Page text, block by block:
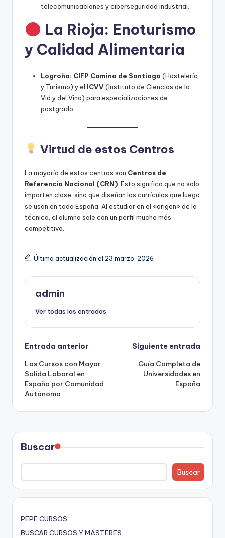
telecomunicaciones y ciberseguridad industrial.
La Rioja: Enoturismo
y Calidad Alimentaria
Logroño: CIFP Camino de Santiago (Hostelería
y Turismo) y el ICVV(Instituto de Ciencias de la
Vid y del Vino) para especializaciones de
postgrado.
Virtud de estos Centros
La mayoría de estos centros son Centros de
Referencia Nacional (CRN) . Esto significa que no solo
imparten clase, sino que diseñan los currículos que luego
se usan en toda España. Al estudiar en el «origen» de la
técnica, el alumno sale con un perfil mucho más
competitivo.
Última actualización el 23 marzo, 2026
admin
Ver todas las entradas
Navegación
de
entradas
Entrada anterior
Los Cursos con Mayor
Salida Laboral en
España por Comunidad
Autónoma
Siguiente entrada
Guía Completa de
Universidades en
España
Buscar
Buscar
PEPE CURSOS
BUSCAR CURSOS Y MÁSTERES